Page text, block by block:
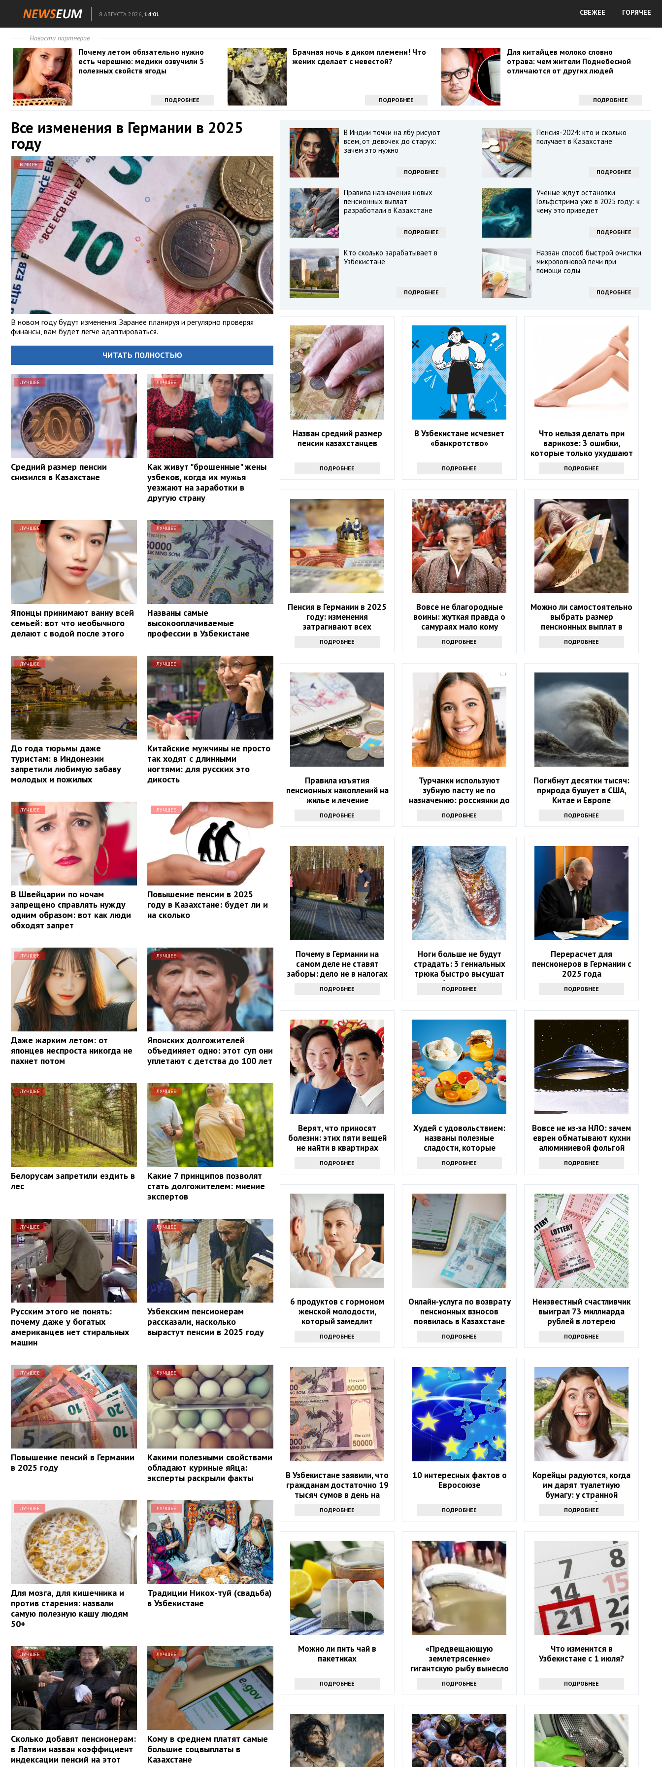
8 АВГУСТА 2026, 14:01 СВЕЖЕЕ ГОРЯЧЕЕ
Новости партнеров
Почему летом обязательно нужно
есть черешню: медики озвучили 5
полезных свойств ягоды
ПОДРОБНЕЕ
Брачная ночь в диком племени! Что
жених сделает с невестой?
ПОДРОБНЕЕ
Для китайцев молоко словно
отрава: чем жители Поднебесной
отличаются от других людей
ПОДРОБНЕЕ
Все изменения в Германии в 2025
году
В МИРЕ
В новом году будут изменения. Заранее планируя и регулярно проверяя
финансы, вам будет легче адаптироваться.
ЧИТАТЬ ПОЛНОСТЬЮ
ЛУЧШЕЕ
Средний размер пенсии
снизился в Казахстане
ЛУЧШЕЕ
Как живут "брошенные" жены
узбеков, когда их мужья
уезжают на заработки в
другую страну
ЛУЧШЕЕ
Японцы принимают ванну всей
семьей: вот что необычного
делают с водой после этого
ЛУЧШЕЕ
Названы самые
высокооплачиваемые
профессии в Узбекистане
ЛУЧШЕЕ
До года тюрьмы даже
туристам: в Индонезии
запретили любимую забаву
молодых и пожилых
ЛУЧШЕЕ
Китайские мужчины не просто
так ходят с длинными
ногтями: для русских это
дикость
ЛУЧШЕЕ
В Швейцарии по ночам
запрещено справлять нужду
одним образом: вот как люди
обходят запрет
ЛУЧШЕЕ
Повышение пенсии в 2025
году в Казахстане: будет ли и
на сколько
ЛУЧШЕЕ
Даже жарким летом: от
японцев неспроста никогда не
пахнет потом
ЛУЧШЕЕ
Японских долгожителей
объединяет одно: этот суп они
уплетают с детства до 100 лет
ЛУЧШЕЕ
Белорусам запретили ездить в
лес
ЛУЧШЕЕ
Какие 7 принципов позволят
стать долгожителем: мнение
экспертов
ЛУЧШЕЕ
Русским этого не понять:
почему даже у богатых
американцев нет стиральных
машин
ЛУЧШЕЕ
Узбекским пенсионерам
рассказали, насколько
вырастут пенсии в 2025 году
ЛУЧШЕЕ
Повышение пенсий в Германии
в 2025 году
ЛУЧШЕЕ
Какими полезными свойствами
обладают куриные яйца:
эксперты раскрыли факты
ЛУЧШЕЕ
Для мозга, для кишечника и
против старения: назвали
самую полезную кашу людям
50+
ЛУЧШЕЕ
Традиции Никох-туй (свадьба)
в Узбекистане
ЛУЧШЕЕ
Сколько добавят пенсионерам:
в Латвии назван коэффициент
индексации пенсий на этот
ЛУЧШЕЕ
Кому в среднем платят самые
большие соцвыплаты в
Казахстане
В Индии точки на лбу рисуют
всем, от девочек до старух:
зачем это нужно
ПОДРОБНЕЕ
Пенсия-2024: кто и сколько
получает в Казахстане
ПОДРОБНЕЕ
Правила назначения новых
пенсионных выплат
разработали в Казахстане
ПОДРОБНЕЕ
Ученые ждут остановки
Гольфстрима уже в 2025 году: к
чему это приведет
ПОДРОБНЕЕ
Кто сколько зарабатывает в
Узбекистане
ПОДРОБНЕЕ
Назван способ быстрой очистки
микроволновой печи при
помощи соды
ПОДРОБНЕЕ
Назван средний размер
пенсии казахстанцев
ПОДРОБНЕЕ
В Узбекистане исчезнет
«банкротство»
ПОДРОБНЕЕ
Что нельзя делать при
варикозе: 3 ошибки,
которые только ухудшают
ПОДРОБНЕЕ
Пенсия в Германии в 2025
году: изменения
затрагивают всех
ПОДРОБНЕЕ
Вовсе не благородные
воины: жуткая правда о
самураях мало кому
ПОДРОБНЕЕ
Можно ли самостоятельно
выбрать размер
пенсионных выплат в
ПОДРОБНЕЕ
Правила изъятия
пенсионных накоплений на
жилье и лечение
ПОДРОБНЕЕ
Турчанки используют
зубную пасту не по
назначению: россиянки до
ПОДРОБНЕЕ
Погибнут десятки тысяч:
природа бушует в США,
Китае и Европе
ПОДРОБНЕЕ
Почему в Германии на
самом деле не ставят
заборы: дело не в налогах
ПОДРОБНЕЕ
Ноги больше не будут
страдать: 3 гениальных
трюка быстро высушат
обувь зимой
ПОДРОБНЕЕ
Перерасчет для
пенсионеров в Германии с
2025 года
ПОДРОБНЕЕ
Верят, что приносят
болезни: этих пяти вещей
не найти в квартирах
китайцев
ПОДРОБНЕЕ
Худей с удовольствием:
названы полезные
сладости, которые
помогут скинуть лишний
вес
ПОДРОБНЕЕ
Вовсе не из-за НЛО: зачем
евреи обматывают кухни
алюминиевой фольгой
ПОДРОБНЕЕ
6 продуктов с гормоном
женской молодости,
который замедлит
ПОДРОБНЕЕ
Онлайн-услуга по возврату
пенсионных взносов
появилась в Казахстане
ПОДРОБНЕЕ
Неизвестный счастливчик
выиграл 73 миллиарда
рублей в лотерею
ПОДРОБНЕЕ
В Узбекистане заявили, что
гражданам достаточно 19
тысяч сумов в день на
ПОДРОБНЕЕ
10 интересных фактов о
Евросоюзе
ПОДРОБНЕЕ
Корейцы радуются, когда
им дарят туалетную
бумагу: у странной
традиции есть объяснение
ПОДРОБНЕЕ
Можно ли пить чай в
пакетиках
ПОДРОБНЕЕ
«Предвещающую
землетрясение»
гигантскую рыбу вынесло
ПОДРОБНЕЕ
Что изменится в
Узбекистане с 1 июля?
ПОДРОБНЕЕ